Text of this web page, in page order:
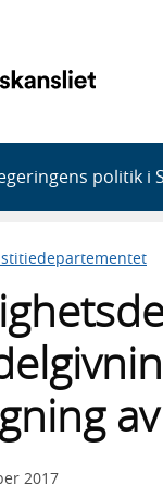
politik i
2017